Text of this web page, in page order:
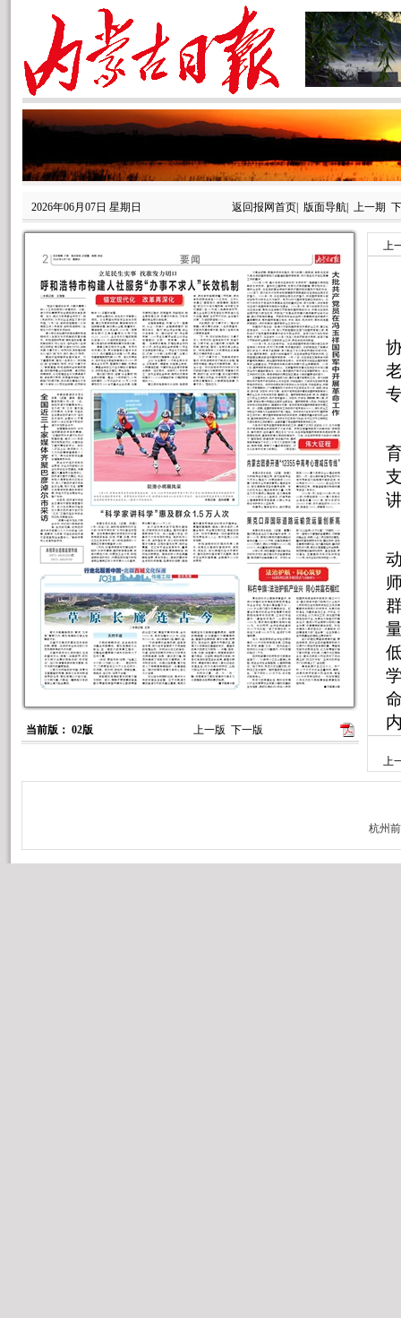
2026年06月07日 星期日 返回报网首页| 版面导航| 上一期
当前版： 02版 上一版 下一版
上
上